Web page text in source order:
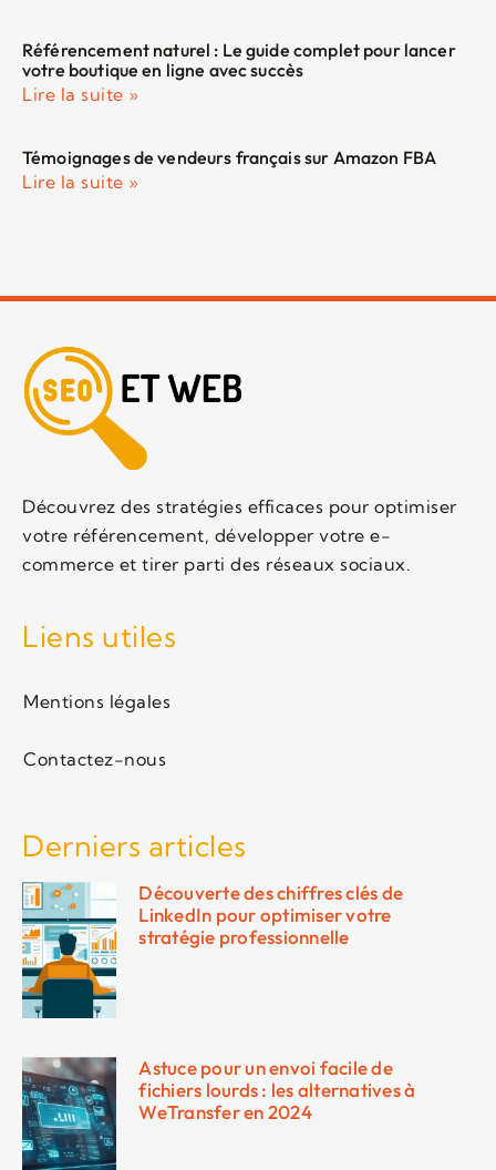
Référencement naturel : Le guide complet pour lancer
votre boutique en ligne avec succès
Lire la suite »
Témoignages de vendeurs français sur Amazon FBA
Lire la suite »
Découvrez des stratégies efficaces pour optimiser
votre référencement, développer votre e-
commerce et tirer parti des réseaux sociaux.
Liens utiles
Mentions légales
Contactez-nous
Derniers articles
Découverte des chiffres clés de
LinkedIn pour optimiser votre
stratégie professionnelle
Astuce pour un envoi facile de
fichiers lourds : les alternatives à
WeTransfer en 2024